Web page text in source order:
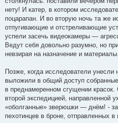
нету! И катер, в котором
поцарапан. И во вторую ночь та же
отпугивающие и отстреливающие
успели засечь видеокамеры —
Ведут себя довольно разумно, но
невзирая на назначение и материалы.
Позже, когда исследователи
выложили в общий доступ
в преднамеренном сгущении
второй экспедицией, направленной
«оболганные» зверюшки — днём! -
пехотинцев в броне, отправленных